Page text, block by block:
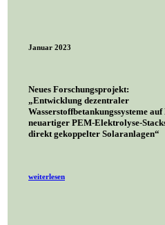
Januar 2023
Neues Forschungsprojekt:
„Entwicklung dezentraler
Wasserstoffbetankungssysteme auf
neuartiger PEM-Elektrolyse-
direkt gekoppelter Solaranlagen“
weiterlesen